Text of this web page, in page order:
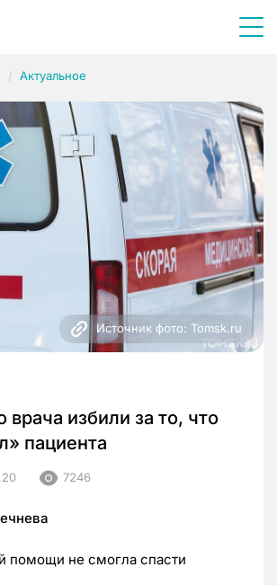
Актуальное
Источник фото: Tomsk.ru
врача избили за то, что
пациента
7246
помощи не смогла спасти